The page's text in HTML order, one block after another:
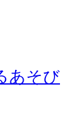
あそび